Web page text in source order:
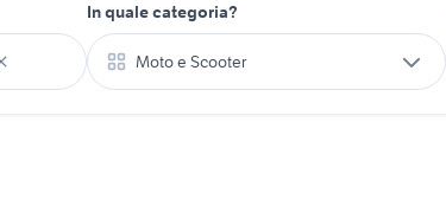
In quale categoria?
Moto e Scooter